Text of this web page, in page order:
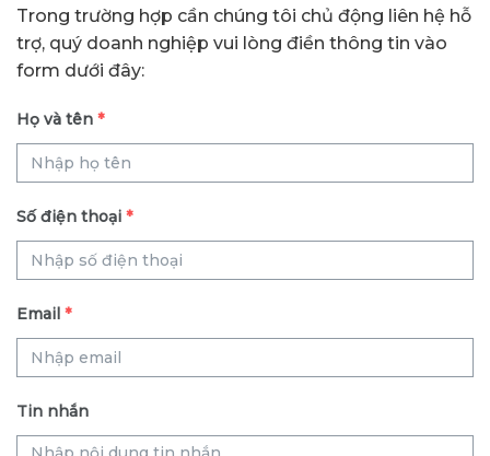
Trong trường hợp cần chúng tôi chủ động liên hệ hỗ
trợ, quý doanh nghiệp vui lòng điền thông tin vào
form dưới đây:
Họ và tên *
Số điện thoại *
Email *
Tin nhắn